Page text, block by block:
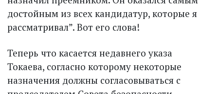
достойным из всех кандидатур, которые я
рассматривал”. Вот его слова!
Теперь что касается недавнего указа
Токаева, согласно которому некоторые
назначения должны согласовываться с